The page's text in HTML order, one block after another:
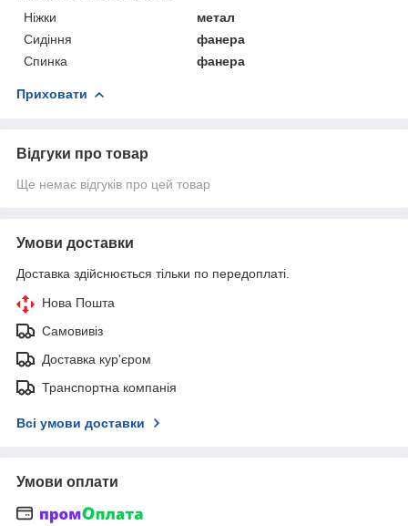
Ніжки
метал
Сидіння
фанера
Спинка
фанера
Приховати
Відгуки про товар
Ще немає відгуків про цей товар
Умови доставки
Доставка здійснюється тільки по передоплаті.
Нова Пошта
Самовивіз
Доставка кур'єром
Транспортна компанія
Всі умови доставки
Умови оплати